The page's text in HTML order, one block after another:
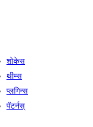
शोकेस
थीम्स
प्लगिन्स
पॅटर्नस्